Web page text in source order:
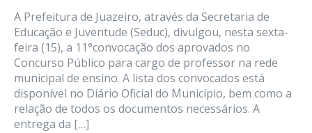
A Prefeitura de Juazeiro, através da Secretaria de
Educação e Juventude (Seduc), divulgou, nesta sexta-
feira (15), a 11°convocação dos aprovados no
Concurso Público para cargo de professor na rede
municipal de ensino. A lista dos convocados está
disponível no Diário Oficial do Município, bem como a
relação de todos os documentos necessários. A
entrega da […]